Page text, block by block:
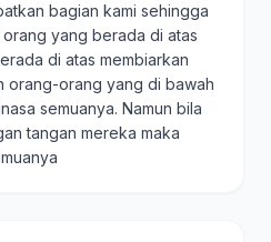
bagian kami sehingga
yang berada di atas
di atas membiarkan
orang-orang yang di bawah
semuanya. Namun bila
tangan mereka maka